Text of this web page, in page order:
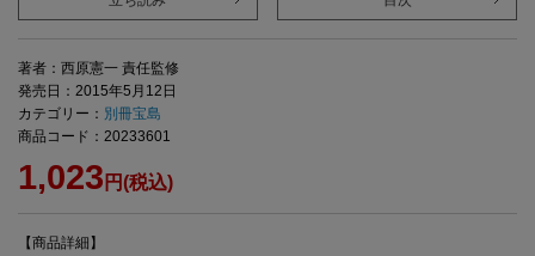
著者：西原憲一 責任監修
発売日：2015年5月12日
カテゴリー： 別冊宝島
商品コード：20233601
1,023 円(税込)
【商品詳細】